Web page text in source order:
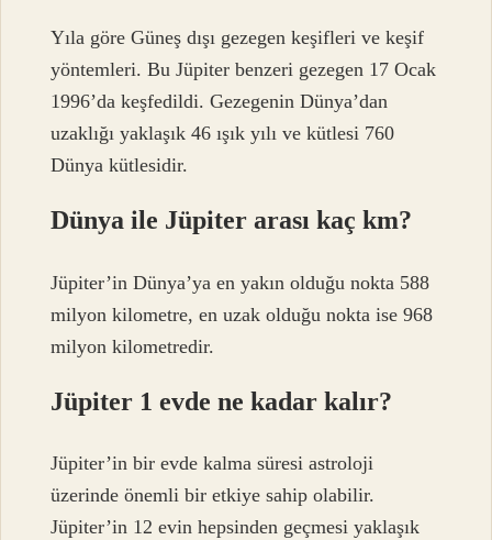
Yıla göre Güneş dışı gezegen keşifleri ve keşif
yöntemleri. Bu Jüpiter benzeri gezegen 17 Ocak
1996’da keşfedildi. Gezegenin Dünya’dan
uzaklığı yaklaşık 46 ışık yılı ve kütlesi 760
Dünya kütlesidir.
Dünya ile Jüpiter arası kaç km?
Jüpiter’in Dünya’ya en yakın olduğu nokta 588
milyon kilometre, en uzak olduğu nokta ise 968
milyon kilometredir.
Jüpiter 1 evde ne kadar kalır?
Jüpiter’in bir evde kalma süresi astroloji
üzerinde önemli bir etkiye sahip olabilir.
Jüpiter’in 12 evin hepsinden geçmesi yaklaşık